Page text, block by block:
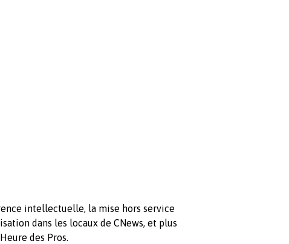
intellectuelle, la mise hors service
dans les locaux de CNews, et plus
des Pros.